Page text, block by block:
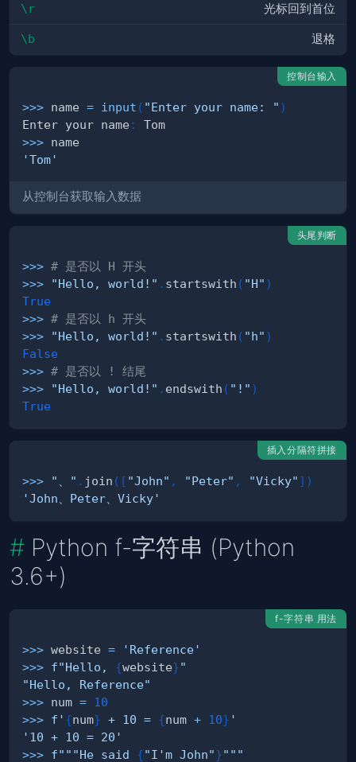
\r 光标回到首位
\b 退格
控制台输入
>>> name = input ( "Enter your name: " )
Enter your name :
>>>
'Tom'
从控制台获取输入数据
头尾判断
>>> # 是否以 H 开头
>>> "Hello, world!" . startswith ( "H" )
True
>>> # 是否以 h 开头
>>> "Hello, world!" . startswith ( "h" )
False
>>> # 是否以 ! 结尾
>>> "Hello, world!" . endswith ( "!" )
True
插入分隔符拼接
>>> "、" . join ( [ "John" , "Peter" , "Vicky" ] )
'John、Peter、Vicky'
Python f-字符串 (Python
3.6+)
f-字符串 用法
>>> website =
'Reference'
>>> f"Hello, {website}"
"Hello, Reference"
>>> num = 10
>>> f' {num} + 10 = {num + 10} '
'10 + 10 = 20'
>>> f"""He said {"I'm John"}"""